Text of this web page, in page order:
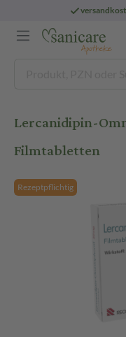
Lercanidipin-
Filmtabletten
Rezeptpflichtig